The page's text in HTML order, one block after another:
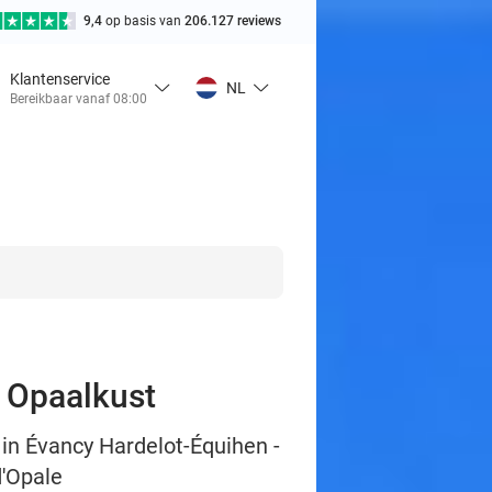
9,4 op basis van 206.127 reviews
Klantenservice
Bereikbaar vanaf 08:00
NL
Évancy Hardelot-Équihen -